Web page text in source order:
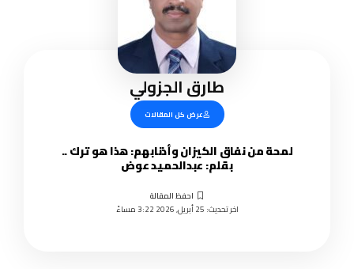
طارق الجزولي
عرض كل المقالات
لمحة من نفاق الكيزان وأذنابهم: هذا هو ترك ..
بقلم: عبدالحميد عوض
اخر تحديث: 25 أبريل, 2026 3:22 مساءً